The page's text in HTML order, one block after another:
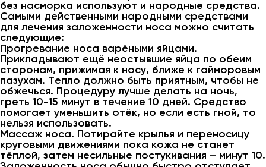
без насморка используют и народные средства.
Самыми действенными народными средствами
для лечения заложенности носа можно считать
следующие:
Прогревание носа варёными яйцами.
Прикладывают ещё неостывшие яйца по обеим
сторонам, прижимая к носу, ближе к гайморовым
пазухам. Тепло должно быть приятным, чтобы не
обжечься. Процедуру лучше делать на ночь,
греть 10-15 минут в течение 10 дней. Средство
помогает уменьшить отёк, но если есть гной, то
нельзя использовать.
Массаж носа. Потирайте крылья и переносицу
круговыми движениями пока кожа не станет
тёплой, затем несильные постукивания – минут 10.